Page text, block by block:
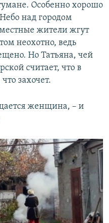
Особенно хорошо
над городом
жители жгут
неохотно, ведь
Но Татьяна, чей
считает, что в
захочет.
женщина, – и